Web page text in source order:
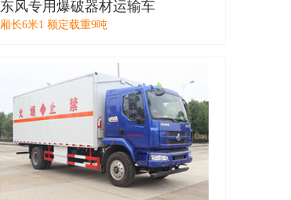
东风专用爆破器材运输车
厢长6米1 额定载重9吨